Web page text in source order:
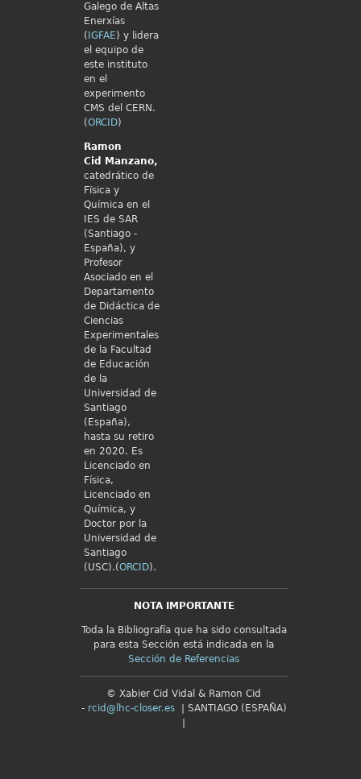
Galego de Altas
Enerxías
( IGFAE) y lidera
el equipo de
este instituto
en el
experimento
CMS del CERN.
(ORCID)
Ramon
Cid
Manzano,
catedrático de
Fïsica y
Química en el
IES de SAR
(Santiago -
España), y
Profesor
Asociado en el
Departamento
de Didáctica de
Ciencias
Experimentales
de la Facultad
de Educación
de la
Universidad de
Santiago
(España),
hasta su retiro
en 2020. Es
Licenciado en
Física,
Licenciado en
Química, y
Doctor por la
Universidad de
Santiago
(USC).(ORCID).
NOTA IMPORTANTE
Toda la Bibliografía que ha sido consultada
para esta Sección está indicada en la
Sección de Referencias
© Xabier Cid Vidal & Ramon Cid
- rcid@lhc-closer.es
| SANTIAGO (ESPAÑA)